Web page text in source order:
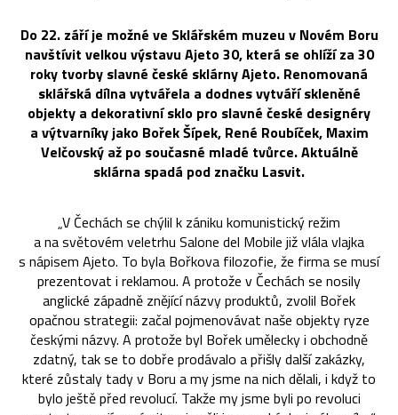
Do 22. září je možné ve Sklářském muzeu v Novém Boru
navštívit velkou výstavu Ajeto 30, která se ohlíží za 30
roky tvorby slavné české sklárny Ajeto. Renomovaná
sklářská dílna vytvářela a dodnes vytváří skleněné
objekty a dekorativní sklo pro slavné české designéry
a výtvarníky jako Bořek Šípek, René Roubíček, Maxim
Velčovský až po současné mladé tvůrce. Aktuálně
sklárna spadá pod značku Lasvit.
„V Čechách se chýlil k zániku komunistický režim
a na světovém veletrhu Salone del Mobile již vlála vlajka
s nápisem Ajeto. To byla Bořkova filozofie, že firma se musí
prezentovat i reklamou. A protože v Čechách se nosily
anglické západně znějící názvy produktů, zvolil Bořek
opačnou strategii: začal pojmenovávat naše objekty ryze
českými názvy. A protože byl Bořek umělecky i obchodně
zdatný, tak se to dobře prodávalo a přišly další zakázky,
které zůstaly tady v Boru a my jsme na nich dělali, i když to
bylo ještě před revolucí. Takže my jsme byli po revoluci